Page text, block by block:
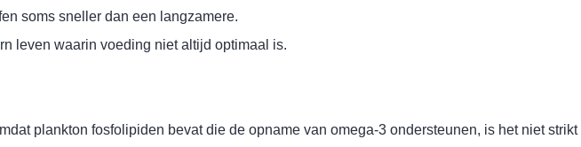
soms sneller dan een langzamere.
leven waarin voeding niet altijd optimaal is.
plankton fosfolipiden bevat die de opname van omega-3 ondersteunen, is het niet strikt